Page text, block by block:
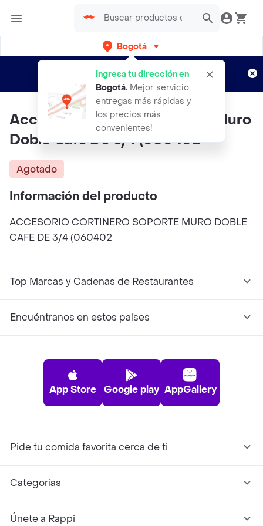
Bogotá
Ingresa tu dirección en
Bogotá. Mejor servicio,
entregas más rápidas y
los precios más
convenientes!
envíos gratis por semanas
Aplican TyC
Accesorio Cortinero Soporte Muro
Doble Cafe De 3/4 (060402
Agotado
Información del producto
ACCESORIO CORTINERO SOPORTE MURO DOBLE
CAFE DE 3/4 (060402
Top Marcas y Cadenas de Restaurantes
Encuéntranos en estos países
App Store Google play AppGallery
Pide tu comida favorita cerca de ti
Categorías
Únete a Rappi